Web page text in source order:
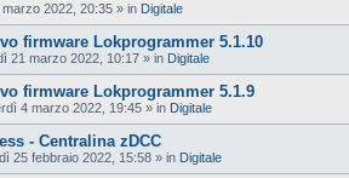
2022, 20:35 » in Digitale
firmware Lokprogrammer 5.1.10
21 marzo 2022, 10:17 » in Digitale
firmware Lokprogrammer 5.1.9
4 marzo 2022, 19:45 » in Digitale
- Centralina zDCC
25 febbraio 2022, 15:58 » in Digitale